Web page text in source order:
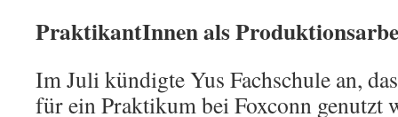
PraktikantInnen als
Im Juli kündigte Yus Fachschule an,
für ein Praktikum bei Foxconn genutzt